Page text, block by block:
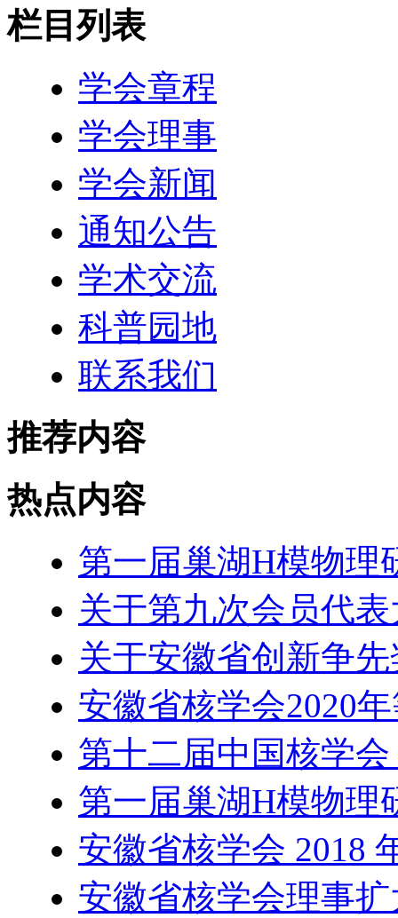
栏目列表
学会章程
学会理事
学会新闻
通知公告
学术交流
科普园地
联系我们
推荐内容
热点内容
第一届巢湖H模物理
关于第九次会员代
关于安徽省创新争
安徽省核学会2020
第十二届中国核学
第一届巢湖H模物理
安徽省核学会 2018
安徽省核学会理事